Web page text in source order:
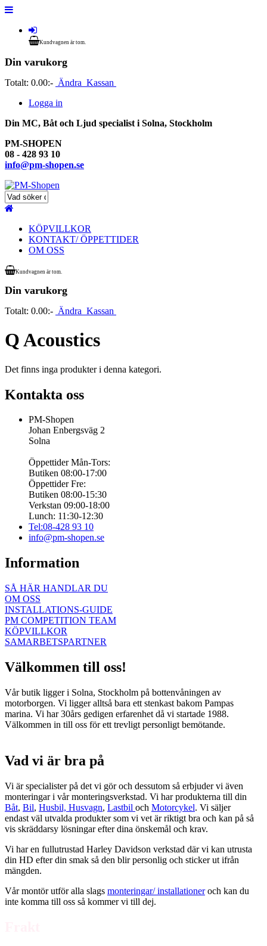
Kundvagnen är tom.
Din varukorg
Totalt: 0.00:- Ändra Kassan
Logga in
Din MC, Båt och Ljud specialist i Solna, Stockholm
PM-SHOPEN
08 - 428 93 10
info@pm-shopen.se
KÖPVILLKOR
KONTAKT/ ÖPPETTIDER
OM OSS
Kundvagnen är tom.
Din varukorg
Totalt: 0.00:- Ändra Kassan
Q Acoustics
Det finns inga produkter i denna kategori.
Kontakta oss
PM-Shopen
Johan Enbergsväg 2
Solna
Öppettider Mån-Tors:
Butiken 08:00-17:00
Öppettider Fre:
Butiken 08:00-15:30
Verkstan 09:00-18:00
Lunch: 11:30-12:30
Tel:08-428 93 10
info@pm-shopen.se
Information
SÅ HÄR HANDLAR DU
OM OSS
INSTALLATIONS-GUIDE
PM COMPETITION TEAM
KÖPVILLKOR
SAMARBETSPARTNER
Välkommen till oss!
Vår butik ligger i Solna, Stockholm på bottenvåningen av
motorborgen. Vi ligger alltså bara ett stenkast bakom Pampas
marina. Vi har 30års gedigen erfarenhet då vi startade 1988.
Välkommen in till oss för ett trevligt personligt bemötande.
Vad vi är bra på
Vi är specialister på det vi gör och dessutom så erbjuder vi även
monteringar i vår monteringsverkstad. Vi har produkterna till din
Båt, Bil, Husbil, Husvagn, Lastbil och Motorcykel. Vi säljer
endast väl utvalda produkter som vi vet är riktigt bra och kan på så
vis skräddarsy lösningar efter dina önskemål och krav.
Vi har en fullutrustad Harley Davidson verkstad där vi kan utrusta
din HD efter din smak så den blir personlig och sticker ut ifrån
mängden.
Vår montör utför alla slags monteringar/ installationeroch kan du
inte komma till oss så kommer vi till dej.